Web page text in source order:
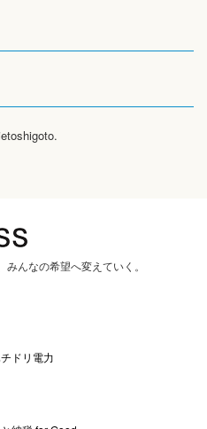
みんなの希望へ変えていく。
ドリ電力